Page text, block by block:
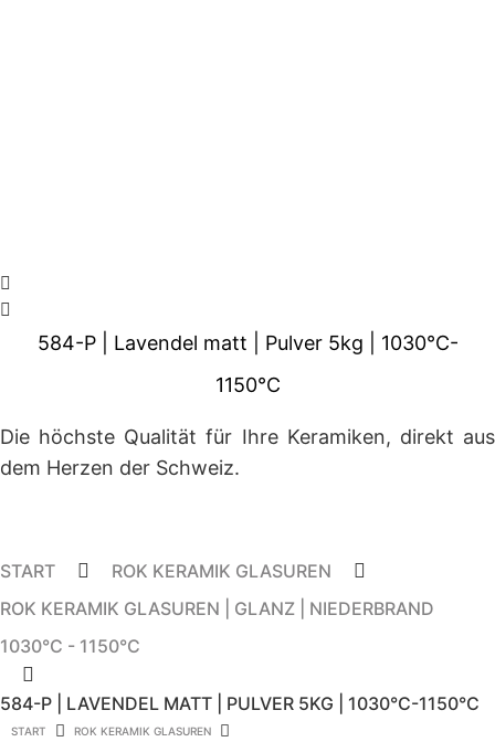
584-P | Lavendel matt | Pulver 5kg | 1030°C-
1150°C
Die höchste Qualität für Ihre Keramiken, direkt aus
dem Herzen der Schweiz.
START
ROK KERAMIK GLASUREN
ROK KERAMIK GLASUREN | GLANZ | NIEDERBRAND
1030°C - 1150°C
584-P | LAVENDEL MATT | PULVER 5KG | 1030°C-1150°C
START
ROK KERAMIK GLASUREN